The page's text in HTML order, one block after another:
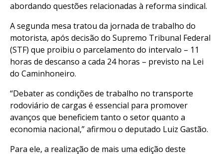
abordando questões relacionadas à reforma sindical.
A segunda mesa tratou da jornada de trabalho do
motorista, após decisão do Supremo Tribunal Federal
(STF) que proibiu o parcelamento do intervalo – 11
horas de descanso a cada 24 horas – previsto na Lei
do Caminhoneiro.
“Debater as condições de trabalho no transporte
rodoviário de cargas é essencial para promover
avanços que beneficiem tanto o setor quanto a
economia nacional,” afirmou o deputado Luiz Gastão.
Para ele, a realização de mais uma edição deste